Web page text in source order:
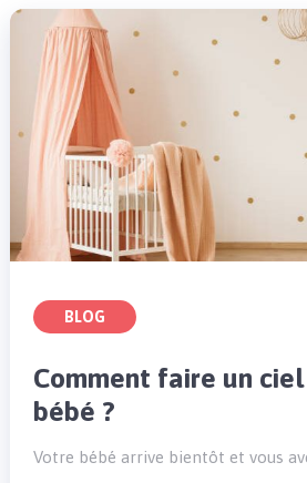
BLOG
Comment faire un
bébé ?
Votre bébé arrive bientôt et vous